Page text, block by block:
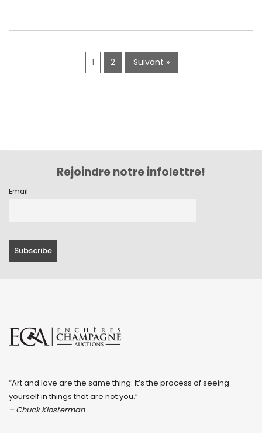
avril 2019
1 2 Suivant »
Rejoindre notre infolettre!
Email
“Art and love are the same thing: It’s the process of seeing
yourself in things that are not you.”
– Chuck Klosterman